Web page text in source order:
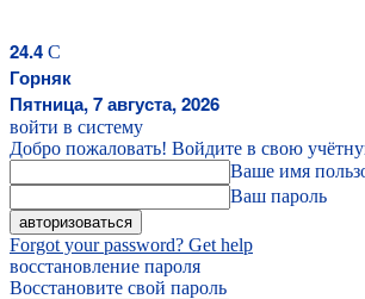
24.4 C
Горняк
Пятница, 7 августа, 2026
войти в систему
Добро пожаловать! Войдите в свою
Ваше имя
Ваш пароль
Forgot your password? Get help
восстановление пароля
Восстановите свой пароль